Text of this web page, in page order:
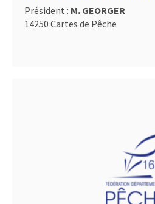
Président : M. GEORGER
14250 Cartes de Pêche